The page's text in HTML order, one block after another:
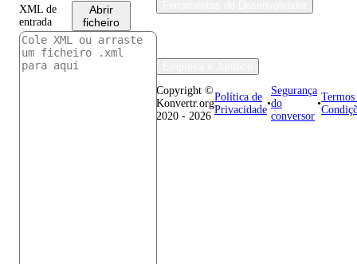
XML de
entrada
Abrir
ficheiro
Copyright ©
Konvertr.org
2020 - 2026
Política de
Privacidade
•
Segurança
do
conversor
•
Termos